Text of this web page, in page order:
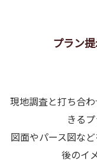
プラン
現地調査と打ち合
きる
図面やパース図な
後のイ